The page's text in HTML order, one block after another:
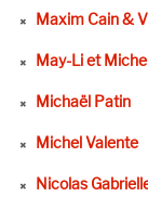
Maxim Cain &
May-Li et
Michaël Patin
Michel Valente
Nicolas